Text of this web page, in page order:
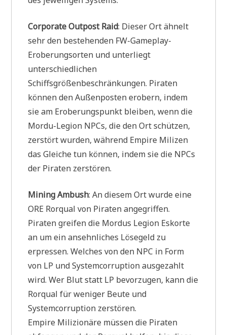
Corporate Outpost Raid: Dieser Ort ähnelt
sehr den bestehenden FW-Gameplay-
Eroberungsorten und unterliegt
unterschiedlichen
Schiffsgrößenbeschränkungen. Piraten
können den Außenposten erobern, indem
sie am Eroberungspunkt bleiben, wenn die
Mordu-Legion NPCs, die den Ort schützen,
zerstört wurden, während Empire Milizen
das Gleiche tun können, indem sie die NPCs
der Piraten zerstören.
Mining Ambush: An diesem Ort wurde eine
ORE Rorqual von Piraten angegriffen.
Piraten greifen die Mordus Legion Eskorte
an um ein ansehnliches Lösegeld zu
erpressen. Welches von den NPC in Form
von LP und Systemcorruption ausgezahlt
wird. Wer Blut statt LP bevorzugen, kann die
Rorqual für weniger Beute und
Systemcorruption zerstören.
Empire Milizionäre müssen die Piraten